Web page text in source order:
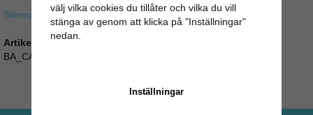
Sitemap »
Artikelnummer:
BA_CA3118-2
välj vilka cookies du tillåter och vilka du vill
stänga av genom att klicka på "Inställningar"
nedan.
Inställningar